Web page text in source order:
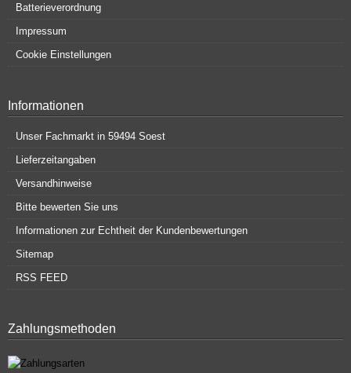
Batterieverordnung
Impressum
Cookie Einstellungen
Informationen
Unser Fachmarkt in 59494 Soest
Lieferzeitangaben
Versandhinweise
Bitte bewerten Sie uns
Informationen zur Echtheit der Kundenbewertungen
Sitemap
RSS FEED
Zahlungsmethoden